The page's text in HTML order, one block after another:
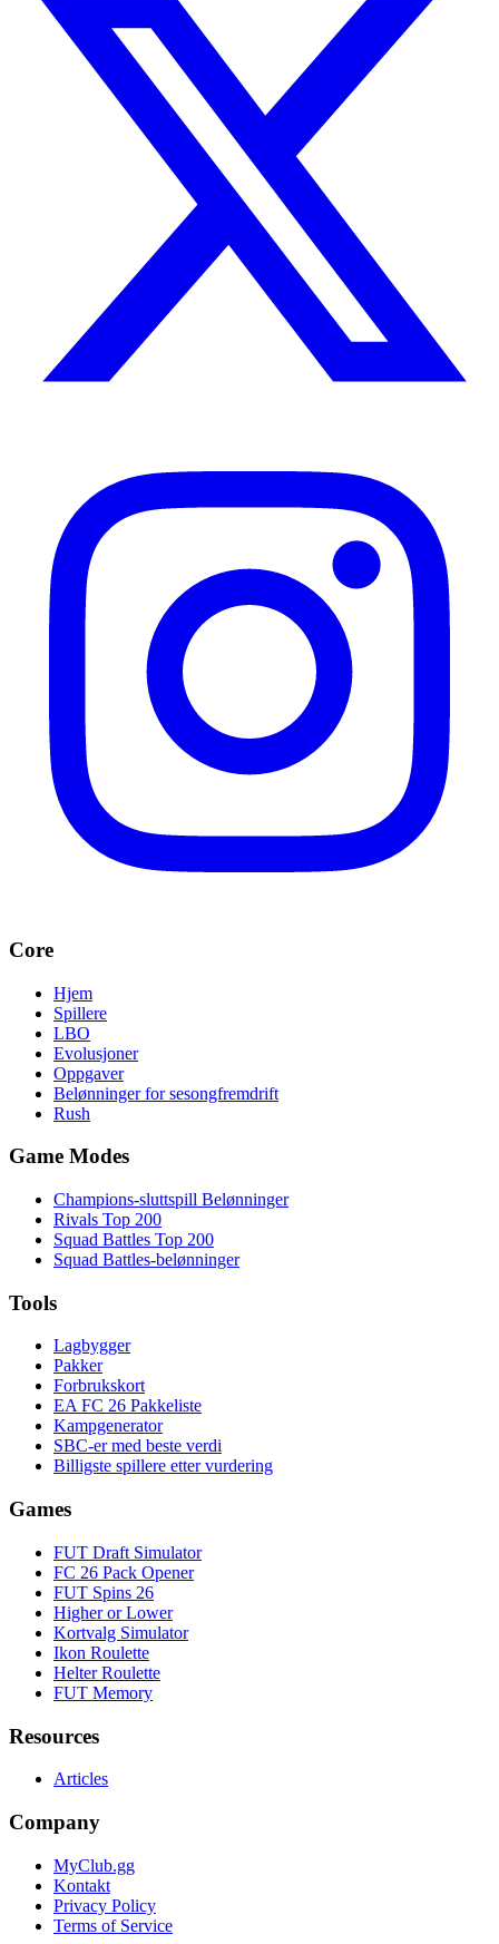
Core
Hjem
Spillere
LBO
Evolusjoner
Oppgaver
Belønninger for sesongfremdrift
Rush
Game Modes
Champions-sluttspill Belønninger
Rivals Top 200
Squad Battles Top 200
Squad Battles-belønninger
Tools
Lagbygger
Pakker
Forbrukskort
EA FC 26 Pakkeliste
Kampgenerator
SBC-er med beste verdi
Billigste spillere etter vurdering
Games
FUT Draft Simulator
FC 26 Pack Opener
FUT Spins 26
Higher or Lower
Kortvalg Simulator
Ikon Roulette
Helter Roulette
FUT Memory
Resources
Articles
Company
MyClub.gg
Kontakt
Privacy Policy
Terms of Service